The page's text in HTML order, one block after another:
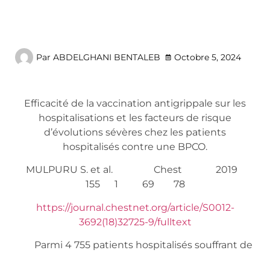
Par ABDELGHANI BENTALEB Octobre 5, 2024
Efficacité de la vaccination antigrippale sur les
hospitalisations et les facteurs de risque
d’évolutions sévères chez les patients
hospitalisés contre une BPCO.
MULPURU S. et al. Chest 2019
155 1 69 78
https://journal.chestnet.org/article/S0012-
3692(18)32725-9/fulltext
Parmi 4 755 patients hospitalisés souffrant de